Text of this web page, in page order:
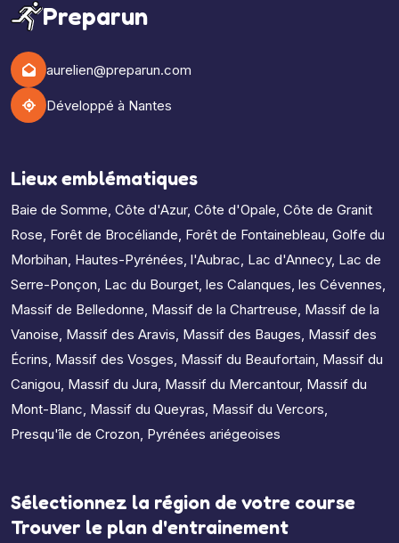
Preparun
aurelien@preparun.com
Développé à Nantes
Lieux emblématiques
Baie de Somme, Côte d'Azur, Côte d'Opale, Côte de Granit
Rose, Forêt de Brocéliande, Forêt de Fontainebleau, Golfe du
Morbihan, Hautes-Pyrénées, l'Aubrac, Lac d'Annecy, Lac de
Serre-Ponçon, Lac du Bourget, les Calanques, les Cévennes,
Massif de Belledonne, Massif de la Chartreuse, Massif de la
Vanoise, Massif des Aravis, Massif des Bauges, Massif des
Écrins, Massif des Vosges, Massif du Beaufortain, Massif du
Canigou, Massif du Jura, Massif du Mercantour, Massif du
Mont-Blanc, Massif du Queyras, Massif du Vercors,
Presqu'île de Crozon, Pyrénées ariégeoises
Sélectionnez la région de votre course
Trouver le plan d'entrainement